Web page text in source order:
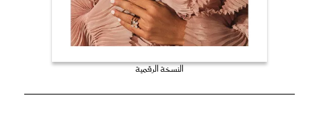
النسخة الرقمية